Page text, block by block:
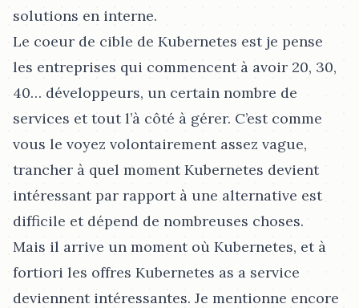
solutions en interne.
Le coeur de cible de Kubernetes est je pense
les entreprises qui commencent à avoir 20, 30,
40…​ développeurs, un certain nombre de
services et tout l’à côté à gérer. C’est comme
vous le voyez volontairement assez vague,
trancher à quel moment Kubernetes devient
intéressant par rapport à une alternative est
difficile et dépend de nombreuses choses.
Mais il arrive un moment où Kubernetes, et à
fortiori les offres Kubernetes as a service
deviennent intéressantes. Je mentionne encore